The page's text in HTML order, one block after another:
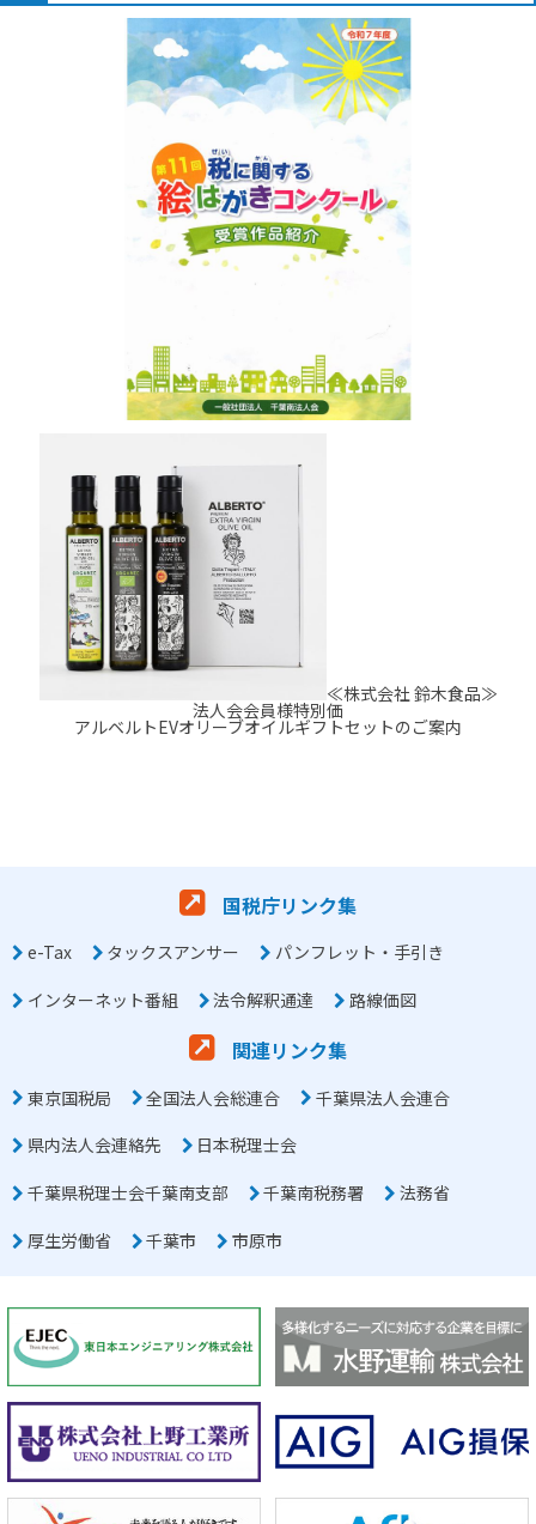
≪株式会社 鈴木食品≫
法人会会員様特別価
アルベルトEVオリーブオイルギフトセットのご案内
国税庁リンク集
e-Tax タックスアンサー
パンフレット・手引き
インターネット番組
法令解釈通達 路線価図
関連リンク集
東京国税局 全国法人会総連合
千葉県法人会連合
県内法人会連絡先
日本税理士会
千葉県税理士会千葉南支部
千葉南税務署
法務省
厚生労働省
千葉市 市原市